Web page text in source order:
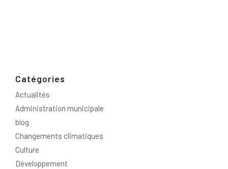
Catégories
Actualités
Administration municipale
blog
Changements climatiques
Culture
Développement